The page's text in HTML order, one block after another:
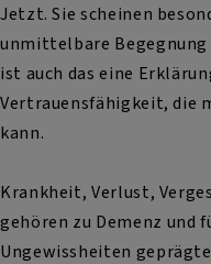
Jetzt. Sie scheinen
unmittelbare
ist auch das eine
Vertrauensfähigkeit, die
kann.
Krankheit, Verlust,
gehören zu Demenz und
Ungewissheiten